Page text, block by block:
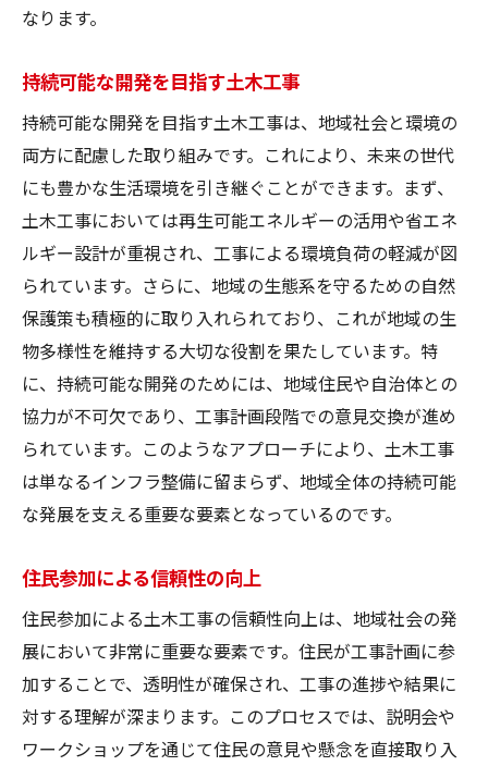
なります。
持続可能な開発を目指す土木工事
持続可能な開発を目指す土木工事は、地域社会と環境の
両方に配慮した取り組みです。これにより、未来の世代
にも豊かな生活環境を引き継ぐことができます。まず、
土木工事においては再生可能エネルギーの活用や省エネ
ルギー設計が重視され、工事による環境負荷の軽減が図
られています。さらに、地域の生態系を守るための自然
保護策も積極的に取り入れられており、これが地域の生
物多様性を維持する大切な役割を果たしています。特
に、持続可能な開発のためには、地域住民や自治体との
協力が不可欠であり、工事計画段階での意見交換が進め
られています。このようなアプローチにより、土木工事
は単なるインフラ整備に留まらず、地域全体の持続可能
な発展を支える重要な要素となっているのです。
住民参加による信頼性の向上
住民参加による土木工事の信頼性向上は、地域社会の発
展において非常に重要な要素です。住民が工事計画に参
加することで、透明性が確保され、工事の進捗や結果に
対する理解が深まります。このプロセスでは、説明会や
ワークショップを通じて住民の意見や懸念を直接取り入